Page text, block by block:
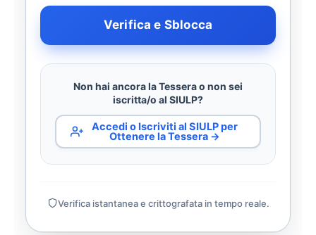
Verifica e Sblocca
Non hai ancora la Tessera o non sei
iscritta/o al SIULP?
Accedi o Iscriviti al SIULP per
Ottenere la Tessera →
Verifica istantanea e crittografata in tempo reale.